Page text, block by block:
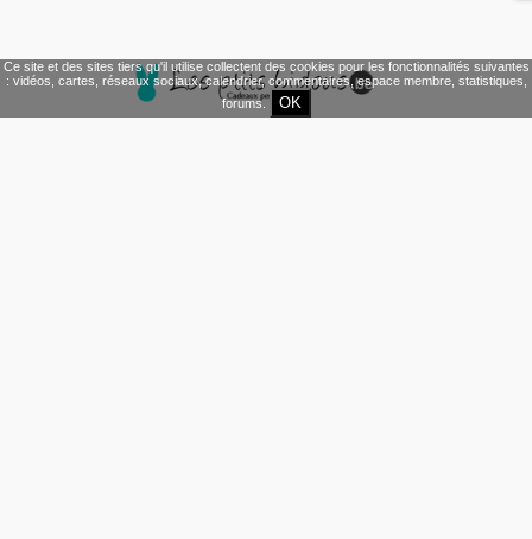
Ce site et des sites tiers qu'il utilise collectent des cookies pour les fonctionnalités suivantes
: vidéos, cartes, réseaux sociaux, calendrier, commentaires, espace membre, statistiques,
forums.
OK